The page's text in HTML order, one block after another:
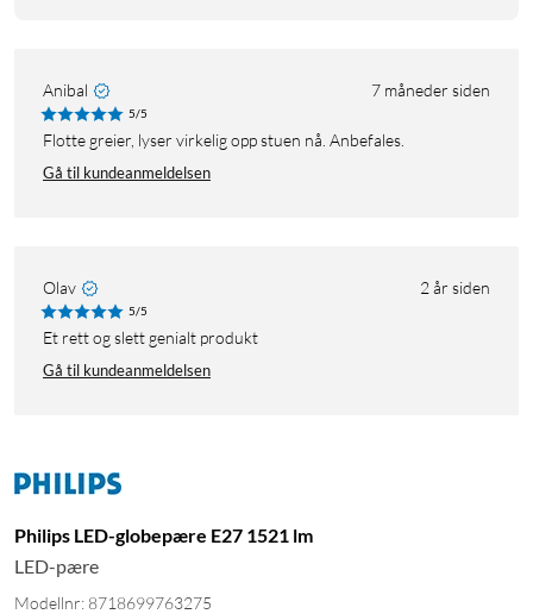
Anibal 7 måneder siden
5/5
Flotte greier, lyser virkelig opp stuen nå. Anbefales.
Gå til kundeanmeldelsen
Olav 2 år siden
5/5
Et rett og slett genialt produkt
Gå til kundeanmeldelsen
Philips LED-globepære E27 1521 lm
LED-pære
Modellnr: 8718699763275